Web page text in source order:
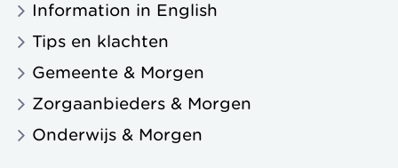
Information in English
Tips en klachten
Gemeente & Morgen
Zorgaanbieders & Morgen
Onderwijs & Morgen